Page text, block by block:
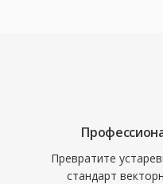
Превратите
стандарт